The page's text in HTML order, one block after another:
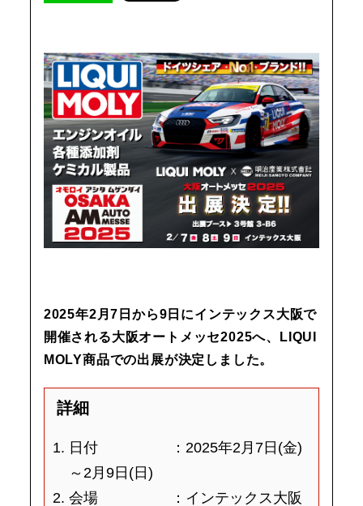
2025年2月7日から9日にインテックス大阪で
開催される大阪オートメッセ2025へ、LIQUI
MOLY商品での出展が決定しました。
詳細
日付 ：2025年2月7日(金)
～2月9日(日)
会場 ：インテックス大阪